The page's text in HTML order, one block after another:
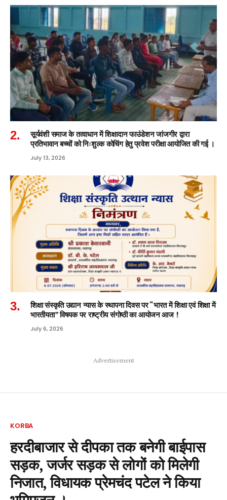
सूर्यवंशी समाज के तत्वाधान में शिक्षादान फाउंडेशन जांजगीर द्वारा
प्रतिभावान बच्चों को निःशुल्क कोचिंग हेतु प्रवेश परीक्षा आयोजित की गई ।
July 13, 2026
शिक्षा संस्कृति उद्यान न्यास के स्थापना दिवस पर “भारत में शिक्षा एवं शिक्षा में
भारतीयता” विषयक पर राष्ट्रीय संगोष्ठी का आयोजन आज !
July 6, 2026
Advertisement
KORBA
हरदीबाजार से दीपका तक बनेगी बाईपास
सड़क, जर्जर सड़क से लोगों को मिलेगी
निजात, विधायक प्रेमचंद पटेल ने किया